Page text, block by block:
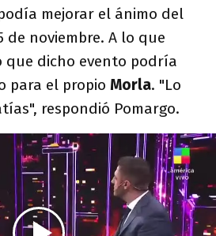
mejorar el ánimo del
noviembre. A lo que
que dicho evento podría
para el propio Morla. "Lo
respondió Pomargo.